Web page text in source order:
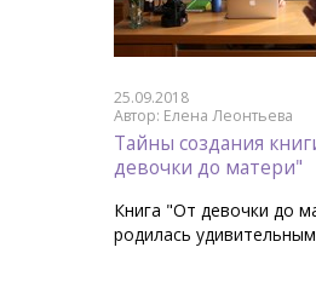
25.09.2018
Автор: Елена Леонтьева
Тайны создания
девочки до матери"
Книга "От девочки до
родилась